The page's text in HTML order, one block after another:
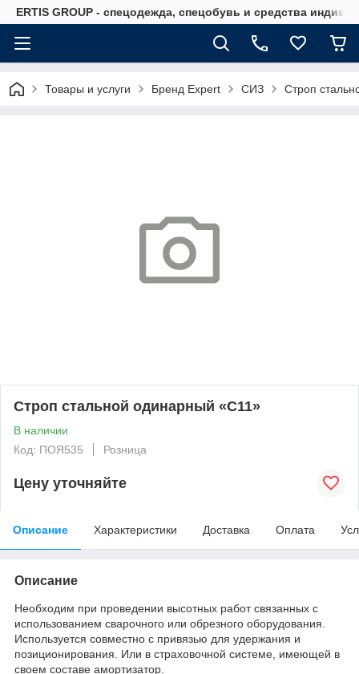
ERTIS GROUP - спецодежда, спецобувь и средства
Товары и услуги Бренд Expert СИЗ Строп
Строп стальной одинарный «С11»
В наличии
Код: ПОЯ535
Розница
Цену уточняйте
Описание Характеристики Доставка Оплата
Описание
Необходим при проведении высотных работ связанных с
использованием сварочного или обрезного оборудования.
Используется совместно с привязью для удержания и
позиционирования. Или в страховочной системе, имеющей в
своем составе амортизатор.